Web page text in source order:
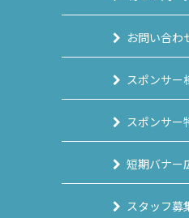
お問い合わ
スポンサー
スポンサー
短期バナー
スタッフ募